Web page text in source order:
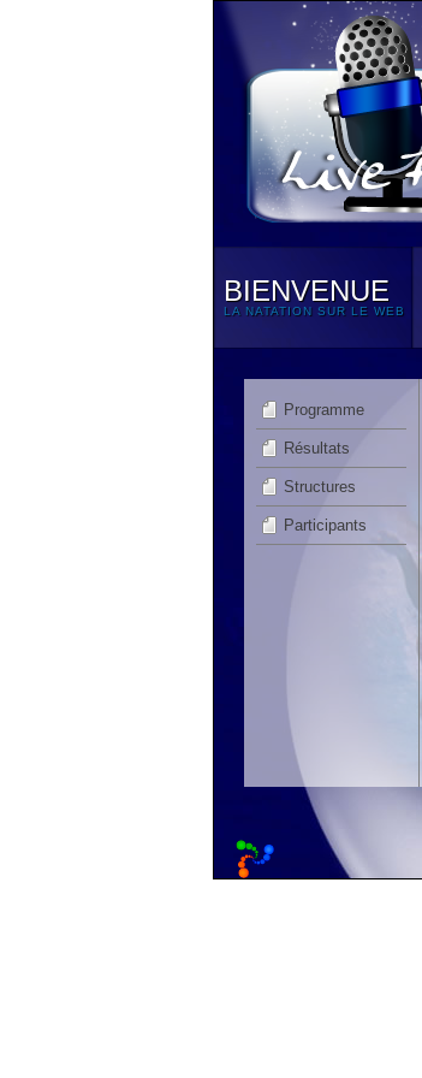
BIENVENUE
LA NATATION SUR LE WEB
Programme
Résultats
Structures
Participants